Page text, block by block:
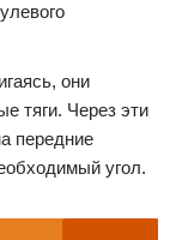
они
тяги. Через эти
передние
угол.